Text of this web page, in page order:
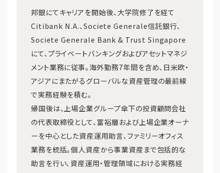
邦銀にてキャリアを開始後、大学院修了を経て
Citibank N.A.、Societe Generale信託銀行、
Societe Generale Bank & Trust Singapore
にて、プライベートバンキングおよびアセットマネジ
メント業務に従事。海外勤務7年間を含め、日米欧・
アジアにまたがるグローバルな資産管理の最前線
で実務経験を積む。
帰国後は、上場企業グループ傘下の投資顧問会社
の代表取締役として、富裕層および上場企業オーナ
ーを中心とした資産運用助言、ファミリーオフィス
業務を統括。個人資産から事業資産まで包括的な
助言を行い、資産運用・管理領域における実務経